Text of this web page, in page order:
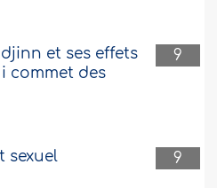
9
et ses effets
commet des
9
sexuel